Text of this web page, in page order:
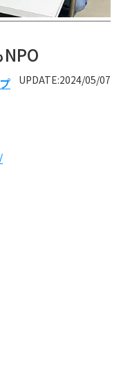
UPDATE:2024/05/07